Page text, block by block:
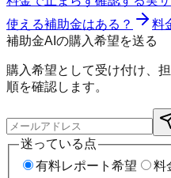
使える補助金はある？
料
補助金AIの購入希望を送る
購入希望として受け付け、
順を確認します。
迷っている点
有料レポート希望
料